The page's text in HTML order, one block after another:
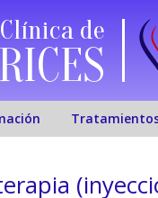
Clínica de